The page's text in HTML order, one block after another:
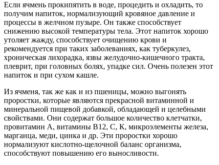
Если ячмень прокипятить в воде, процедить и охладить, то
получим напиток, нормализующий кровяное давление и
процессы в желчном пузыре. Он также способствует
снижению высокой температуры тела. Этот напиток хорошо
утоляет жажду, способствует очищению крови и
рекомендуется при таких заболеваниях, как туберкулез,
хроническая лихорадка, язвы желудочно-кишечного тракта,
плеврит, при головных болях, упадке сил. Очень полезен этот
напиток и при сухом кашле.
Из ячменя, так же как и из пшеницы, можно выгонять
проростки, которые являются прекрасной витаминной и
минеральной пищевой добавкой, обладающей и целебными
свойствами. Они содержат большое количество клетчатки,
провитамин А, витамины В12, С, К, микроэлементы железа,
марганца, меди, цинка и др. Эти проростки хорошо
нормализуют кислотно-щелочной баланс организма,
способствуют повышению его выносливости.